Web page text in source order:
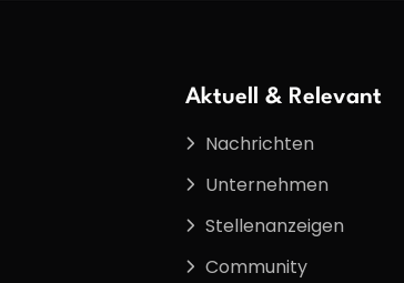
Aktuell & Relevant
Nachrichten
Unternehmen
Stellenanzeigen
Community